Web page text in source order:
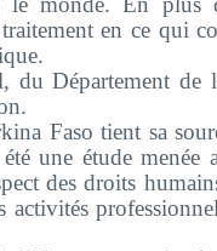
en ce qui
Département de
Faso tient sa
une étude menée
des droits